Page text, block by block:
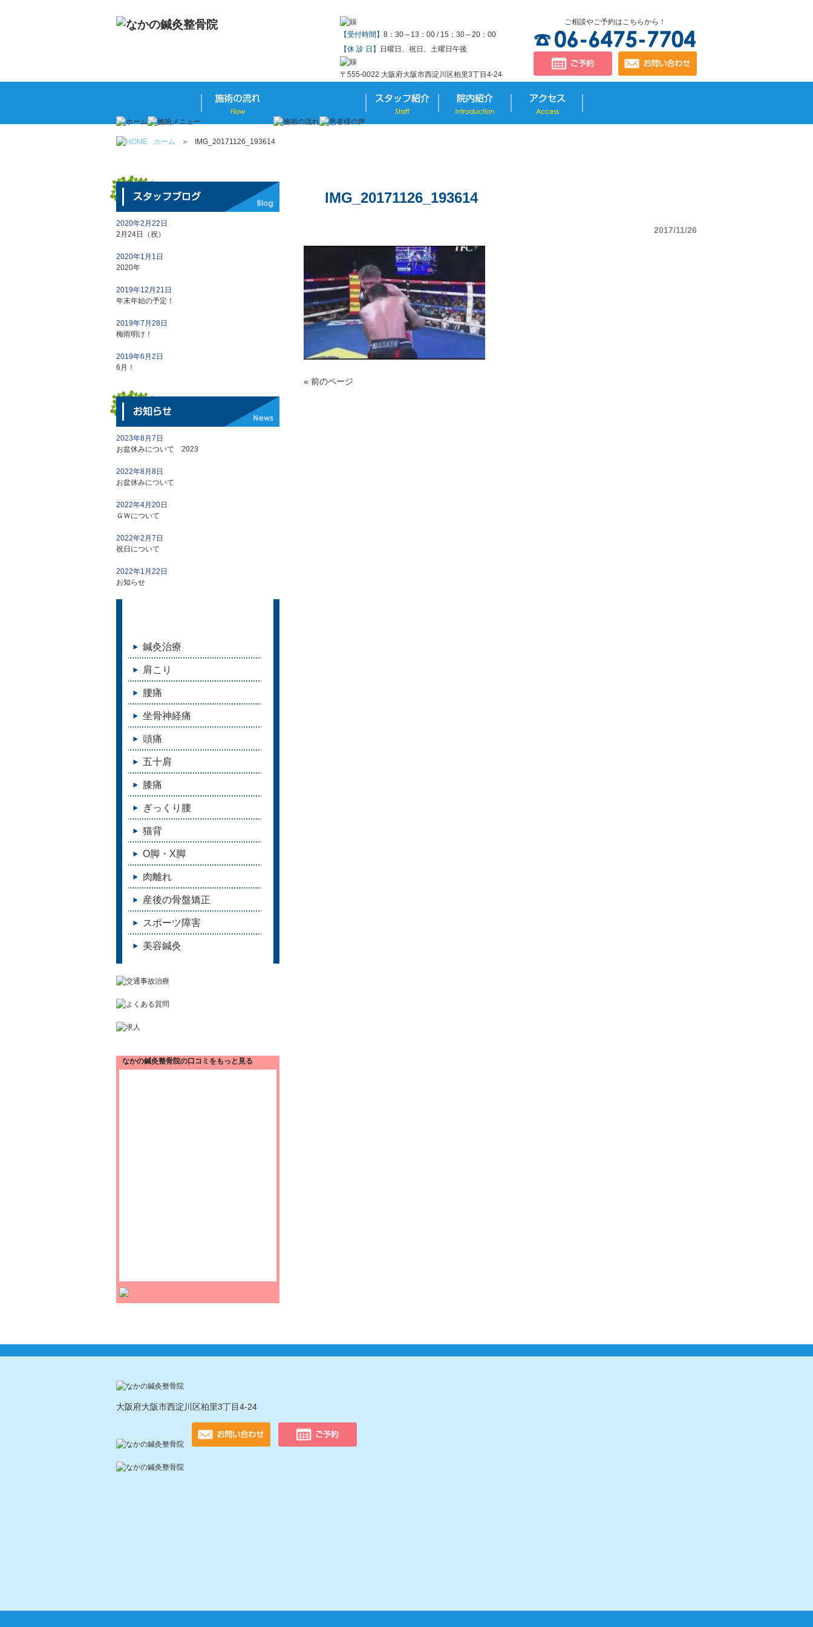
【受付時間】 8：30～13：00 / 15：30～20：00
【休 診 日】
日曜日、祝日、土曜日午後
〒555-0022 大阪府大阪市西淀川区柏里3丁目4-24
ご相談やご予約はこちらから！
ホーム ＞ IMG_20171126_193614
IMG_20171126_193614
2017/11/26
« 前のページ
2020年2月22日
2月24日（祝）
2020年1月1日
2020年
2019年12月21日
年末年始の予定！
2019年7月28日
梅雨明け！
2019年6月2日
6月！
2023年8月7日
お盆休みについて 2023
2022年8月8日
お盆休みについて
2022年4月20日
ＧＷについて
2022年2月7日
祝日について
2022年1月22日
お知らせ
鍼灸治療
肩こり
腰痛
坐骨神経痛
頭痛
五十肩
膝痛
ぎっくり腰
猫背
O脚・X脚
肉離れ
産後の骨盤矯正
スポーツ障害
美容鍼灸
なかの鍼灸整骨院の口コミをもっと見る
大阪府大阪市西淀川区柏里3丁目4-24